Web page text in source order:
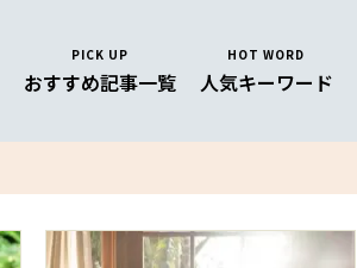
PICK UP
おすすめ記事一覧
HOT WORD
人気キーワード